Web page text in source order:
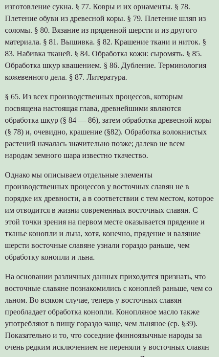
изготовление сукна. § 77. Ковры и их орнаменты. § 78.
Плетение обуви из древесной коры. § 79. Плетение шляп из
соломы. § 80. Вязание из пряденной шерсти и из другого
материала. § 81. Вышивка. § 82. Крашение ткани и ниток. §
83. Набивка тканей. § 84. Обработка кожи: сыромять. § 85.
Обработка шкур квашением. § 86. Дубление. Терминология
кожевенного дела. § 87. Литература.
§ 65. Из всех производственных процессов, которым
посвящена настоящая глава, древнейшими являются
обработка шкур (§ 84 — 86), затем обработка древесной коры
(§ 78) и, очевидно, крашение (§82). Обработка волокнистых
растений началась значительно позже; далеко не всем
народам земного шара известно ткачество.
Однако мы описываем отдельные элементы
производственных процессов у восточных славян не в
порядке их древности, а в соответствии с тем местом, которое
им отводится в жизни современных восточных славян. С
этой точки зрения на первом месте оказывается прядение и
тканье конопли и льна, хотя, конечно, прядение и валяние
шерсти восточные славяне узнали гораздо раньше, чем
обработку конопли и льна.
На основании различных данных приходится признать, что
восточные славяне познакомились с коноплей раньше, чем со
льном. Во всяком случае, теперь у восточных славян
преобладает обработка конопли. Конопляное масло также
употребляют в пищу гораздо чаще, чем льняное (ср. §39).
Показательно и то, что соседние финноязычные народы за
очень редким исключением не переняли у восточных славян